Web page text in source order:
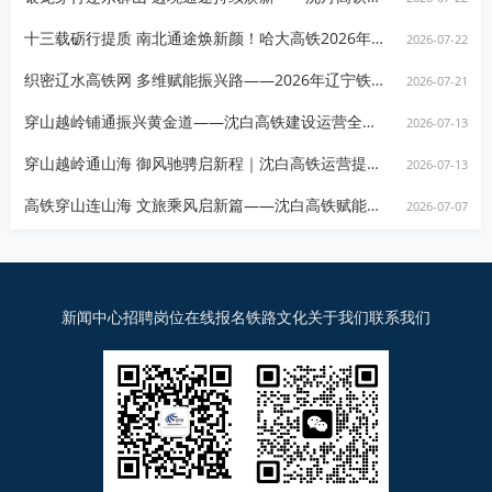
十三载砺行提质 南北通途焕新颜！哈大高铁2026年全方位升级赋能东北振兴 2026-07-22
织密辽水高铁网 多维赋能振兴路——2026年辽宁铁路全域发展全景资讯 2026-07-21
穿山越岭铺通振兴黄金道——沈白高铁建设运营全景发展资讯 2026-07-13
穿山越岭通山海 御风驰骋启新程｜沈白高铁运营提质赋能东北振兴新图景 2026-07-13
高铁穿山连山海 文旅乘风启新篇——沈白高铁赋能辽吉全域文旅融合高质量发展 2026-07-07
新闻中心招聘岗位在线报名铁路文化关于我们联系我们